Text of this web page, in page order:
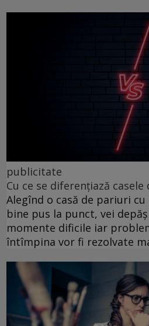
publicitate
Cu ce se diferențiază
Alegînd o casă de pariuri
bine pus la punct, vei
momente dificile iar
întîmpina vor fi rezolvate